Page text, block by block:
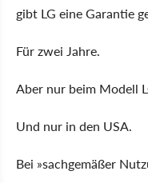
gibt LG eine Garantie
Für zwei Jahre.
Aber nur beim Modell
Und nur in den USA.
Bei sachgemäßer